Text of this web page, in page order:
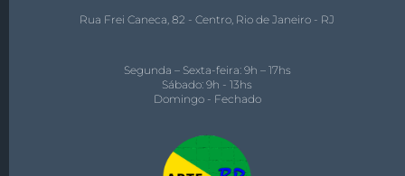
Rua Frei Caneca, 82 - Centro, Rio de Janeiro - RJ
Segunda – Sexta-feira: 9h – 17hs
Sábado: 9h - 13hs
Domingo - Fechado